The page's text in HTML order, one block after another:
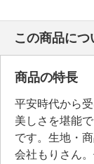
この商品につ
商品の特長
平安時代から
美しさを堪能
です。生地・
会社もりさん